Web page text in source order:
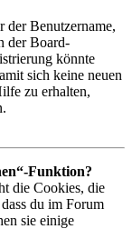
der Benutzername,
der Board-
könnte
sich keine neuen
zu erhalten,
Funktion?
die Cookies, die
du im Forum
sie einige